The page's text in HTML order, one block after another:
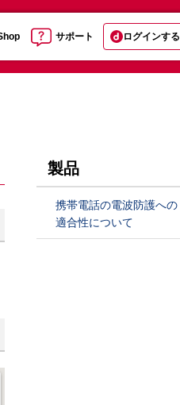
サポート ログインする
製品
携帯電話の電波防護への
適合性について